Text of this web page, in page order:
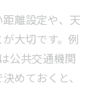
離設定や、天
大切です。例
公共交通機関
めておくと、